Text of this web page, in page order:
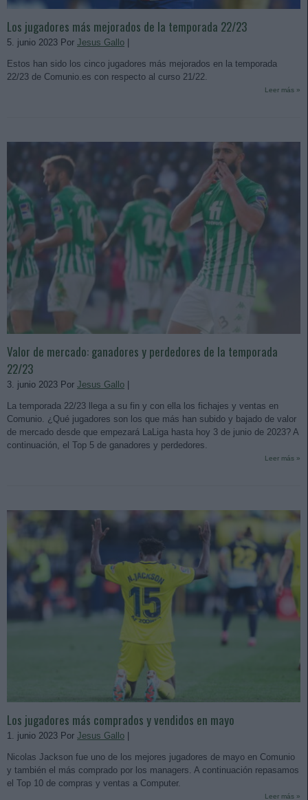
Los jugadores más mejorados de la temporada 22/23
5. junio 2023 Por Jesus Gallo
Estos han sido los cinco jugadores más mejorados en la temporada
22/23 de Comunio.es con respecto al curso 21/22.
Leer más »
Valor de mercado: ganadores y perdedores de la temporada
22/23
3. junio 2023 Por Jesus Gallo |
La temporada 22/23 llega a su fin y con ella los fichajes y ventas en
Comunio. ¿Qué jugadores son los que más han subido y bajado de valor
de mercado desde que empezará LaLiga hasta hoy 3 de junio de 2023? A
continuación, el Top 5 de ganadores y perdedores.
Leer más »
Los jugadores más comprados y vendidos en mayo
1. junio 2023 Por Jesus Gallo |
Nicolas Jackson fue uno de los mejores jugadores de mayo en Comunio
y también el más comprado por los managers. A continuación repasamos
el Top 10 de compras y ventas a Computer.
Leer más »